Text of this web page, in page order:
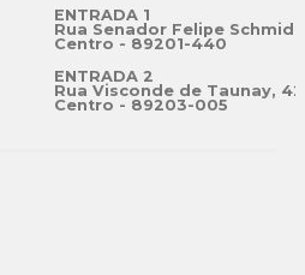
ENTRADA 1
Rua Senador Felipe
Centro - 89201-440
ENTRADA 2
Rua Visconde de Taunay,
Centro - 89203-005